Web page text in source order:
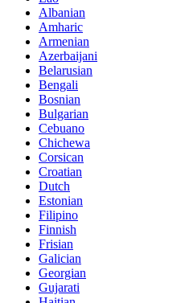
Albanian
Amharic
Armenian
Azerbaijani
Belarusian
Bengali
Bosnian
Bulgarian
Cebuano
Chichewa
Corsican
Croatian
Dutch
Estonian
Filipino
Finnish
Frisian
Galician
Georgian
Gujarati